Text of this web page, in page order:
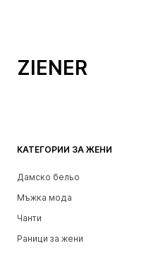
КАТЕГОРИИ ЗА ЖЕНИ
Дамско бельо
Мъжка мода
Чанти
Раници за жени
ZIENER